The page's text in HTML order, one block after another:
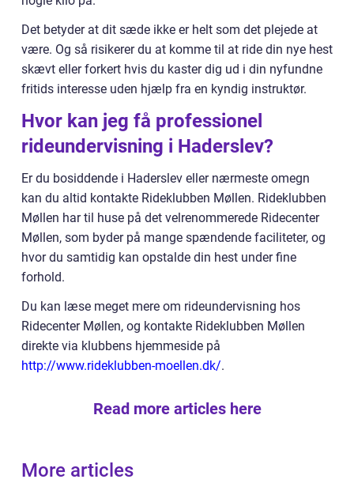
Det betyder at dit sæde ikke er helt som det plejede at
være. Og så risikerer du at komme til at ride din nye hest
skævt eller forkert hvis du kaster dig ud i din nyfundne
fritids interesse uden hjælp fra en kyndig instruktør.
Hvor kan jeg få professionel
rideundervisning i Haderslev?
Er du bosiddende i Haderslev eller nærmeste omegn
kan du altid kontakte Rideklubben Møllen. Rideklubben
Møllen har til huse på det velrenommerede Ridecenter
Møllen, som byder på mange spændende faciliteter, og
hvor du samtidig kan opstalde din hest under fine
forhold.
Du kan læse meget mere om rideundervisning hos
Ridecenter Møllen, og kontakte Rideklubben Møllen
direkte via klubbens hjemmeside på
http://www.rideklubben-moellen.dk/.
Read more articles here
More articles